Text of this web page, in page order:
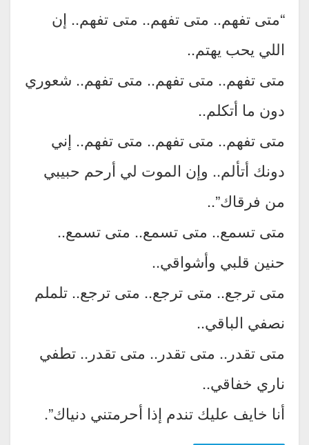
“متى تفهم.. متى تفهم.. متى تفهم.. إن
اللي يحب يهتم..
متى تفهم.. متى تفهم.. متى تفهم.. شعوري
دون ما أتكلم..
متى تفهم.. متى تفهم.. متى تفهم.. إني
دونك أتألم.. وإن الموت لي أرحم حبيبي
من فرقاك”..
متى تسمع.. متى تسمع.. متى تسمع..
حنين قلبي وأشواقي..
متى ترجع.. متى ترجع.. متى ترجع.. تلملم
نصفي الباقي..
متى تقدر.. متى تقدر.. متى تقدر.. تطفي
ناري خفاقي..
أنا خايف عليك تندم إذا أحرمتني دنياك”.